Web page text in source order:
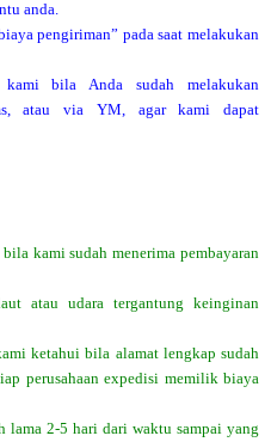
anda.
pengiriman” pada saat melakukan
bila Anda sudah melakukan
atau via YM, agar kami dapat
kami sudah menerima pembayaran
atau udara tergantung keinginan
ketahui bila alamat lengkap sudah
perusahaan expedisi memilik biaya
lama 2-5 hari dari waktu sampai yang